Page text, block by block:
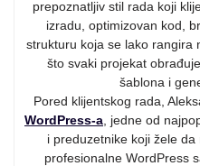
prepoznatljiv stil rada koji
izradu, optimizovan kod,
strukturu koja se lako rangira
što svaki projekat
šablona i
Pored klijentskog rada,
WordPress-a , jedne od
i preduzetnike koji žele
profesionalne WordPress